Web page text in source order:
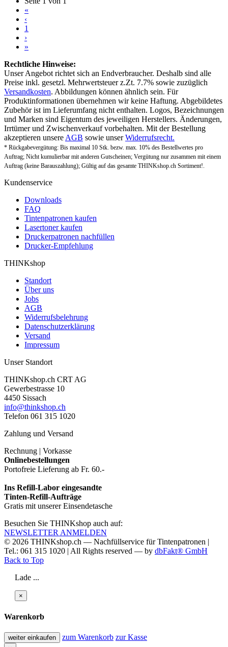
«
‹
1
›
»
Rechtliche Hinweise:
Unser Angebot richtet sich an Endverbraucher. Deshalb sind alle
Preise inkl. gesetzl. Mehrwertsteuer z.Zt. 7.7% sowie zuzüglich
Versandkosten. Abbildungen können ähnlich sein. Für
Produktinformationen übernehmen wir keine Haftung. Abgebildetes
Zubehör ist im Lieferumfang nicht enthalten. Logos, Bezeichnungen
und Marken sind Eigentum des jeweiligen Herstellers. Änderungen,
Irrtümer und Zwischenverkauf vorbehalten. Mit der Bestellung
akzeptieren unsereAGB sowie unserWiderrufsrecht.
* Rückgabevergütung: Bis maximal 10 Stk. bezw. max. 10% des Bestellwertes pro
Auftrag; Nicht kumulierbar mit anderen Gutscheinen; Vergütung nur zusammen mit einem
Auftrag (keine Barauszahlung); Gültig auf das gesamte THINKshop.ch Sortiment!.
Kundenservice
Downloads
FAQ
Tintenpatronen kaufen
Lasertoner kaufen
Druckerpatronen nachfüllen
Drucker-Empfehlung
THINKshop
Standort
Über uns
Jobs
AGB
Widerrufsbelehrung
Datenschutzerklärung
Versand
Impressum
Unser Standort
THINKshop.ch CRT AG
Gewerbestrasse 10
4450 Sissach
info@thinkshop.ch
Telefon 061 315 1020
Zahlung und Versand
Rechnung | Vorkasse
Onlinebestellungen
Portofreie Lieferung ab Fr. 60.-
Ins Refill-Labor eingesandte
Tinten-Refill-Aufträge
Gratis mit unserer Einsendetasche
Besuchen Sie THINKshop auch auf:
NEWSLETTER ANMELDEN
© 2026 THINKshop.ch — Nachfüllservice fürTintenpatronen |
Tel.: 061 315 1020 | All Rights reserved — by dbFakt® GmbH
Back to Top
Lade ...
×
Warenkorb
weiter einkaufen zum Warenkorb zur Kasse